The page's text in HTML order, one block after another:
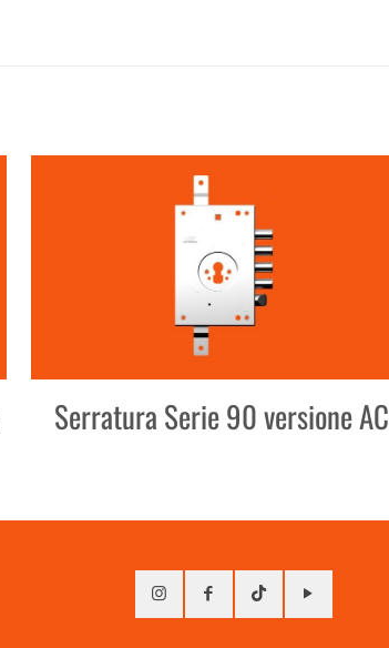
Serratura Serie 90 versione AC